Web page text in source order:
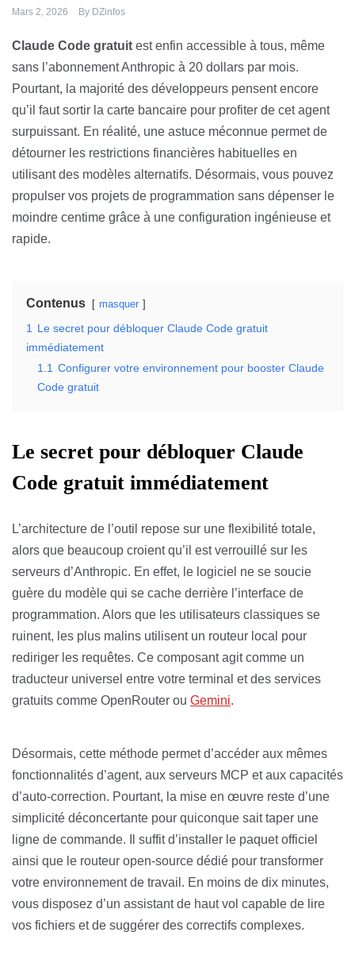
Mars 2, 2026 By DZinfos
Claude Code gratuit est enfin accessible à tous, même
sans l’abonnement Anthropic à 20 dollars par mois.
Pourtant, la majorité des développeurs pensent encore
qu’il faut sortir la carte bancaire pour profiter de cet agent
surpuissant. En réalité, une astuce méconnue permet de
détourner les restrictions financières habituelles en
utilisant des modèles alternatifs. Désormais, vous pouvez
propulser vos projets de programmation sans dépenser le
moindre centime grâce à une configuration ingénieuse et
rapide.
Contenus masquer
1
Le secret pour débloquer Claude Code gratuit
immédiatement
1.1 Configurer votre environnement pour booster Claude
Code gratuit
Le secret pour débloquer Claude
Code gratuit immédiatement
L’architecture de l’outil repose sur une flexibilité totale,
alors que beaucoup croient qu’il est verrouillé sur les
serveurs d’Anthropic. En effet, le logiciel ne se soucie
guère du modèle qui se cache derrière l’interface de
programmation. Alors que les utilisateurs classiques se
ruinent, les plus malins utilisent un routeur local pour
rediriger les requêtes. Ce composant agit comme un
traducteur universel entre votre terminal et des services
gratuits comme OpenRouter ou Gemini.
Désormais, cette méthode permet d’accéder aux mêmes
fonctionnalités d’agent, aux serveurs MCP et aux capacités
d’auto-correction. Pourtant, la mise en œuvre reste d’une
simplicité déconcertante pour quiconque sait taper une
ligne de commande. Il suffit d’installer le paquet officiel
ainsi que le routeur open-source dédié pour transformer
votre environnement de travail. En moins de dix minutes,
vous disposez d’un assistant de haut vol capable de lire
vos fichiers et de suggérer des correctifs complexes.